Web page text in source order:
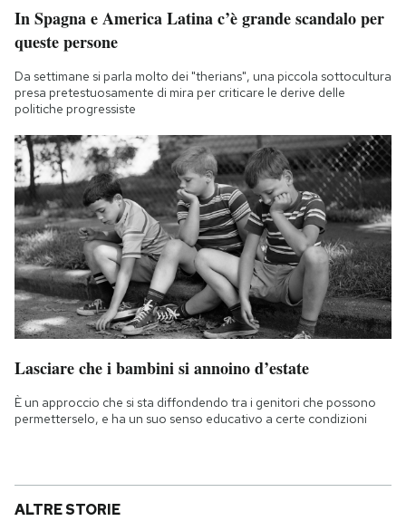
In Spagna e America Latina c’è grande scandalo per
queste persone
Da settimane si parla molto dei "therians", una piccola sottocultura
presa pretestuosamente di mira per criticare le derive delle
politiche progressiste
Lasciare che i bambini si annoino d’estate
È un approccio che si sta diffondendo tra i genitori che possono
permetterselo, e ha un suo senso educativo a certe condizioni
ALTRE STORIE